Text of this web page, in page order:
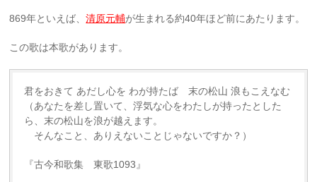
869年といえば、清原元輔が生まれる約40年ほど前にあたります。
この歌は本歌があります。
君をおきて あだし心を わが持たば 末の松山 浪もこえなむ
（あなたを差し置いて、浮気な心をわたしが持ったとした
ら、末の松山を浪が越えます。
そんなこと、ありえないことじゃないですか？）
『古今和歌集 東歌1093』